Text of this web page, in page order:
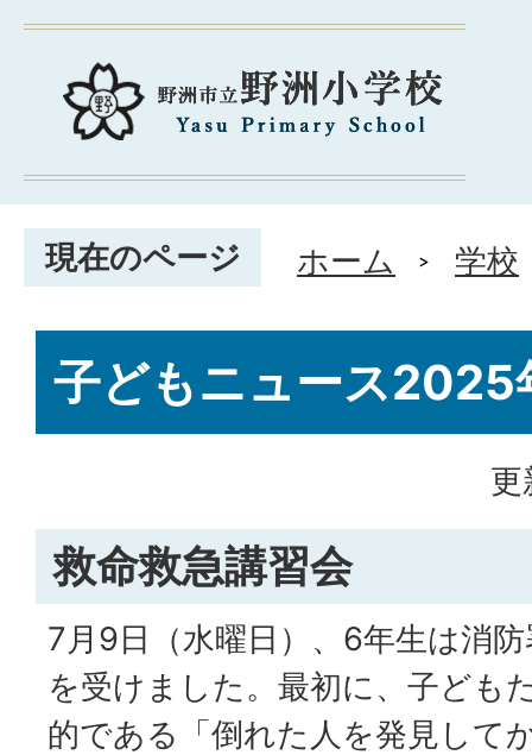
現在のページ ホーム 学校
子どもニュース2025
更
救命救急講習会
7月9日（水曜日）、6年生は消
を受けました。最初に、子ども
的である「倒れた人を発見して